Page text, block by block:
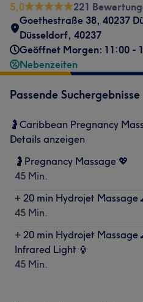
5,0
221
Goethestraße 38, 40237
Düsseldorf, 40237
Geöffnet Morgen: 11:00 -
Nebenzeiten
Passende Suchergebnisse
🤰Caribbean Pregnancy
Details anzeigen
🤰Pregnancy Massage 💖
45 Min.
+ 20 min Hydrojet Massage
45 Min.
+ 20 min Hydrojet Massage
Infrared Light 🏮
45 Min.